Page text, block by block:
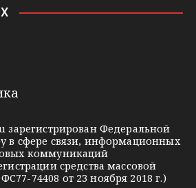
зарегистрирован Федеральной
в сфере связи, информационных
коммуникаций
средства массовой
74408 от 23 ноября 2018 г.)